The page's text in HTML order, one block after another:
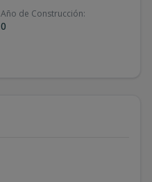
Año de Construcción:
0